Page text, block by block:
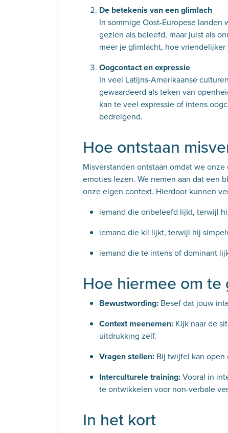
De betekenis van een glimlach
In sommige Oost-Europese
gezien als beleefd, maar juist als
meer je glimlacht, hoe vriendelijker
Oogcontact en expressie
In veel Latijns-Amerikaanse
gewaardeerd als teken van
kan te veel expressie of intens
bedreigend.
Hoe ontstaan
Misverstanden ontstaan omdat we
emoties lezen. We nemen aan dat een
onze eigen context. Hierdoor kunnen
iemand die onbeleefd lijkt, terwijl
iemand die kil lijkt, terwijl hij
iemand die te intens of dominant
Hoe hiermee om te
Bewustwording: Besef dat jouw
Context meenemen: Kijk naar de
uitdrukking zelf.
Vragen stellen: Bij twijfel kan open
Interculturele training:Vooral in
te ontwikkelen voor non-verbale
In het kort